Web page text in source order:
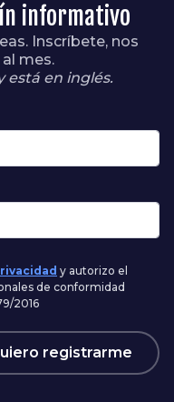
informativo
Inscríbete, nos
mes.
está en inglés.
y autorizo el
de conformidad
2016
registrarme